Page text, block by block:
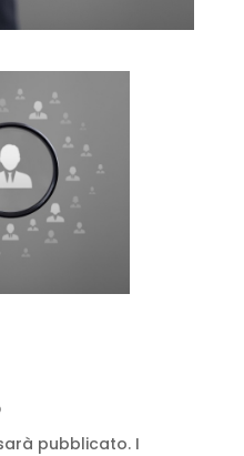
pubblicato. I